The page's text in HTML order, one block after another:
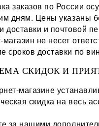
заказов по России
дням. Цены указаны
доставки и почтовой
не несет
сроков доставки по
СКИДОК И
магазине
скидка на весь